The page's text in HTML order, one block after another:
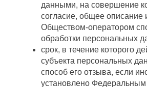
данными, на совершение
согласие, общее описание
Обществом-оператором
обработки персональных
срок, в течение которого
субъекта персональных
способ его отзыва, если
установлено Федеральным